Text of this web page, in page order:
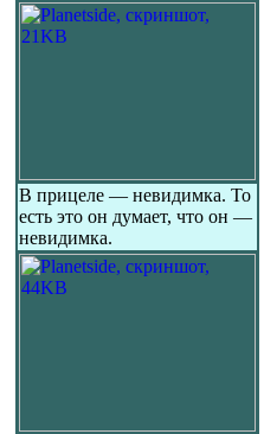
В прицеле — невидимка. То
есть это он думает, что он —
невидимка.